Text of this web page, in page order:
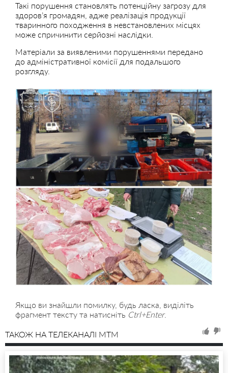
Такі порушення становлять потенційну загрозу для
здоров’я громадян, адже реалізація продукції
тваринного походження в невстановлених місцях
може спричинити серйозні наслідки.
Матеріали за виявленими порушеннями передано
до адміністративної комісії для подальшого
розгляду.
Якщо ви знайшли помилку, будь ласка, виділіть
фрагмент тексту та натисніть Ctrl+Enter.
ТАКОЖ НА ТЕЛЕКАНАЛІ MTM